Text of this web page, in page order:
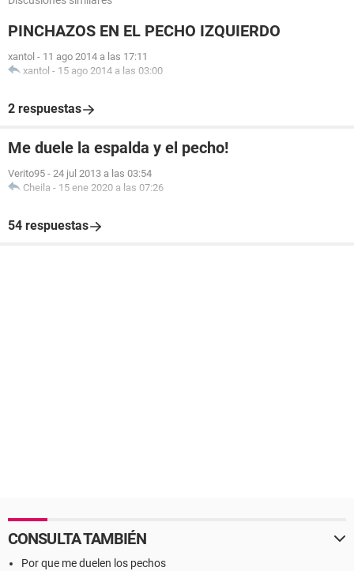
PINCHAZOS EN EL PECHO IZQUIERDO
xantol - 11 ago 2014 a las 17:11
xantol - 15 ago 2014 a las 03:00
2 respuestas
Me duele la espalda y el pecho!
Verito95 - 24 jul 2013 a las 03:54
Cheila - 15 ene 2020 a las 07:26
54 respuestas
CONSULTA TAMBIÉN
Por que me duelen los pechos